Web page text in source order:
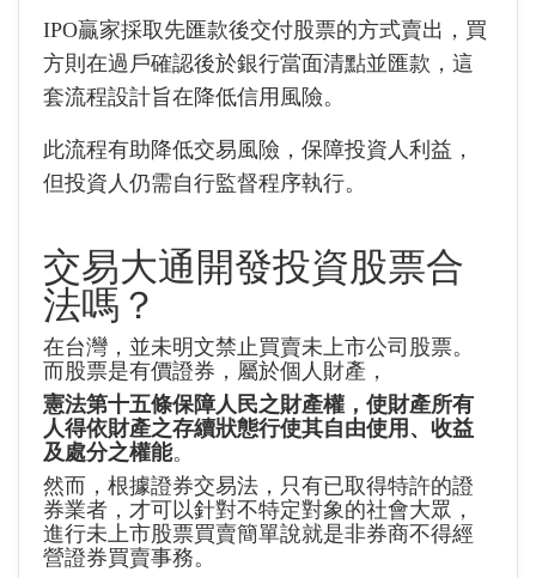
IPO贏家採取先匯款後交付股票的方式賣出，買
方則在過戶確認後於銀行當面清點並匯款，這
套流程設計旨在降低信用風險。
此流程有助降低交易風險，保障投資人利益，
但投資人仍需自行監督程序執行。
交易大通開發投資股票合
法嗎？
在台灣，並未明文禁止買賣未上市公司股票。
而股票是有價證券，屬於個人財產，
憲法第十五條保障人民之財產權，使財產所有
人得依財產之存續狀態行使其自由使用、收益
及處分之權能。
然而，根據證券交易法，只有已取得特許的證
券業者，才可以針對不特定對象的社會大眾，
進行未上市股票買賣簡單說就是非券商不得經
營證券買賣事務。